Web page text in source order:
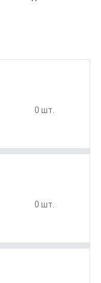
0 шт.
0 шт.